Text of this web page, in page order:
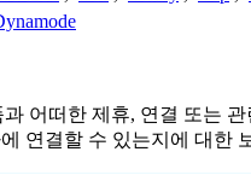
과 어떠한 제휴, 연결 또는
연결할 수 있는지에 대한